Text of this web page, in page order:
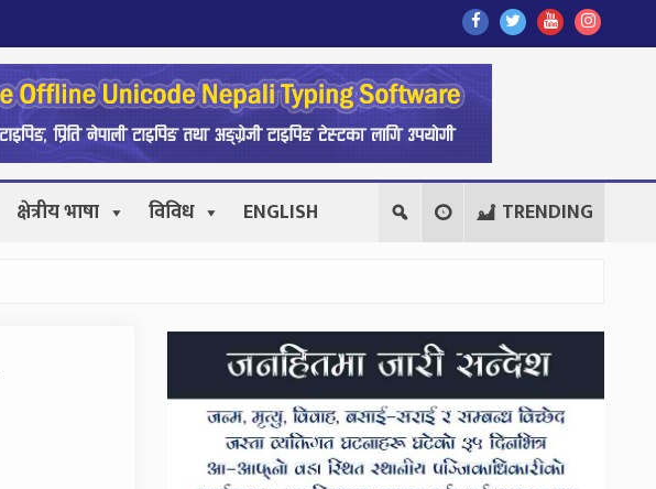
Find
Us
On
Facebook
Find
Us
Find
Us
Follow
Us
क्षेत्रीय भाषा विविध ENGLISH TRENDING
Secondary
Sidebar